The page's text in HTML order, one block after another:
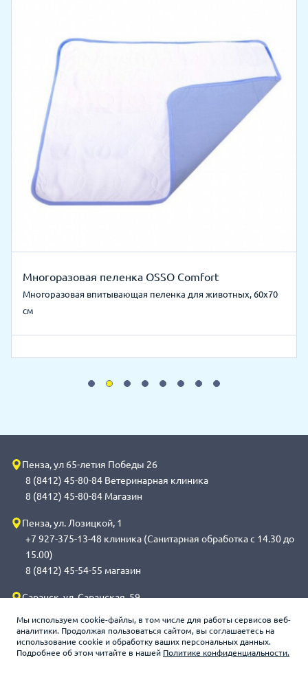
Мы используем cookie-файлы, в том числе для работы сервисов веб-
аналитики. Продолжая пользоваться сайтом, вы соглашаетесь на
использование cookie и обработку ваших персональных данных.
Подробнее об этом читайте в нашей Политике конфиденциальности.
Многоразовая пеленка OSSO Comfort
Многоразовая впитывающая пеленка для животных, 60х70
см
Пенза, ул 65-летия Победы 26
8 (8412) 45-80-84 Ветеринарная клиника
8 (8412) 45-80-84 Магазин
Пенза, ул. Лозицкой, 1
+7 927-375-13-48 клиника (Санитарная обработка с 14.30 до
15.00)
8 (8412) 45-54-55 магазин
Саранск, ул. Саранская, 59
обработка с 14.00 до 14.30)
8 (8342) 272-275 магазин